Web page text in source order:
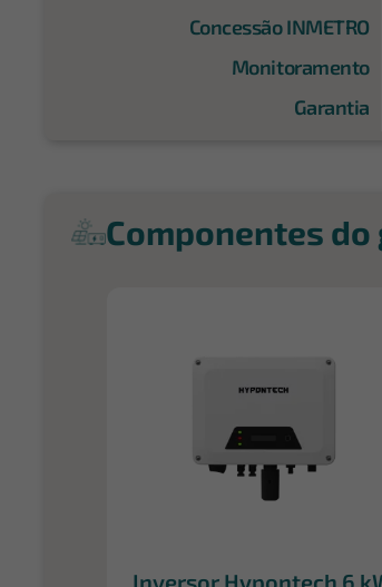
Concessão INMETRO
Monitoramento
Garantia
Componentes
Inversor Hypontech 6